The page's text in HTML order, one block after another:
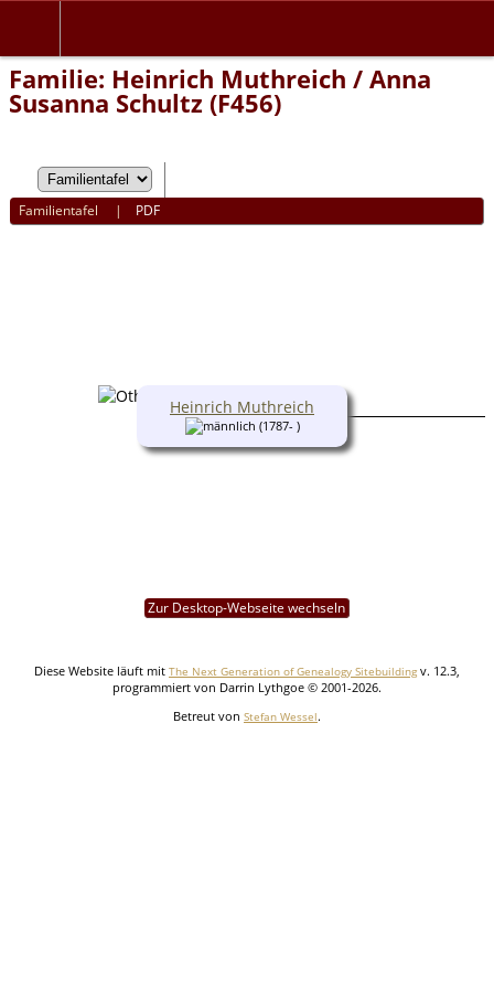
Familie: Heinrich Muthreich / Anna
Susanna Schultz (F456)
Familientafel | PDF
Heinrich Muthreich
(1787- )
Zur Desktop-Webseite wechseln
Diese Website läuft mit The Next Generation of Genealogy Sitebuilding v. 12.3,
programmiert von Darrin Lythgoe © 2001-2026.
Betreut von Stefan Wessel.